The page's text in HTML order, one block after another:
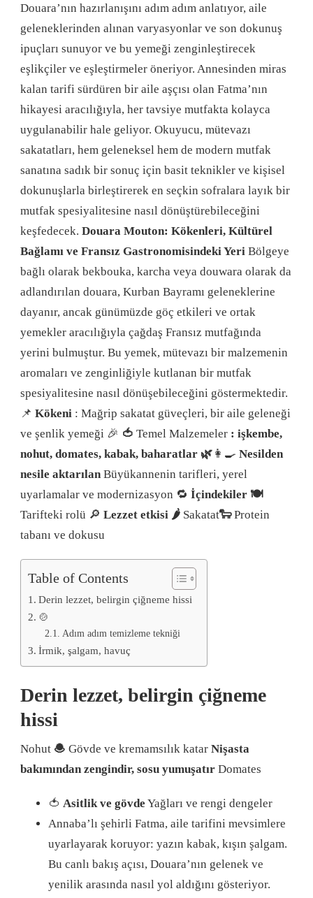
Douara’nın hazırlanışını adım adım anlatıyor, aile
geleneklerinden alınan varyasyonlar ve son dokunuş
ipuçları sunuyor ve bu yemeği zenginleştirecek
eşlikçiler ve eşleştirmeler öneriyor. Annesinden miras
kalan tarifi sürdüren bir aile aşçısı olan Fatma’nın
hikayesi aracılığıyla, her tavsiye mutfakta kolayca
uygulanabilir hale geliyor. Okuyucu, mütevazı
sakatatları, hem geleneksel hem de modern mutfak
sanatına sadık bir sonuç için basit teknikler ve kişisel
dokunuşlarla birleştirerek en seçkin sofralara layık bir
mutfak spesiyalitesine nasıl dönüştürebileceğini
keşfedecek. Douara Mouton: Kökenleri, Kültürel
Bağlamı ve Fransız Gastronomisindeki Yeri Bölgeye
bağlı olarak bekbouka, karcha veya douwara olarak da
adlandırılan douara, Kurban Bayramı geleneklerine
dayanır, ancak günümüzde göç etkileri ve ortak
yemekler aracılığıyla çağdaş Fransız mutfağında
yerini bulmuştur. Bu yemek, mütevazı bir malzemenin
aromaları ve zenginliğiyle kutlanan bir mutfak
spesiyalitesine nasıl dönüşebileceğini göstermektedir.
📌 Kökeni : Mağrip sakatat güveçleri, bir aile geleneği
ve şenlik yemeği 🎉 🍅 Temel Malzemeler : işkembe,
nohut, domates, kabak, baharatlar 🌿 👩‍🍳 Nesilden
nesile aktarılanBüyükannenin tarifleri, yerel
uyarlamalar ve modernizasyon 🔁 İçindekiler 🍽️
Tarifteki rolü 🔎 Lezzet etkisi 🌶️ Sakatat🐑Protein
tabanı ve dokusu
Table of Contents
Derin lezzet, belirgin çiğneme hissi
🍲
Adım adım temizleme tekniği
İrmik, şalgam, havuç
Derin lezzet, belirgin çiğneme
hissi
Nohut 🧆 Gövde ve kremamsılık katar Nişasta
bakımından zengindir, sosu yumuşatır Domates
🍅 Asitlik ve gövde Yağları ve rengi dengeler
Annaba’lı şehirli Fatma, aile tarifini mevsimlere
uyarlayarak koruyor: yazın kabak, kışın şalgam.
Bu canlı bakış açısı, Douara’nın gelenek ve
yenilik arasında nasıl yol aldığını gösteriyor.